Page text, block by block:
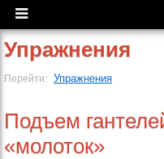
Упражнения
Перейти: Упражнения
Подъем
«молоток»